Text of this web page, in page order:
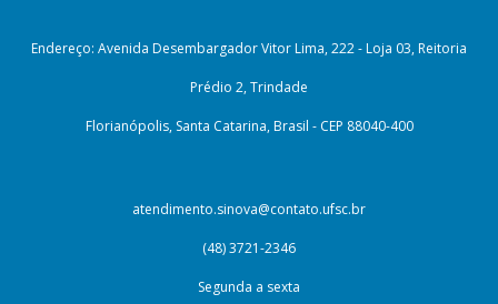
Endereço: Avenida Desembargador Vitor Lima, 222 - Loja 03, Reitoria
Prédio 2, Trindade
Florianópolis, Santa Catarina, Brasil - CEP 88040-400
atendimento.sinova@contato.ufsc.br
(48) 3721-2346
Segunda a sexta